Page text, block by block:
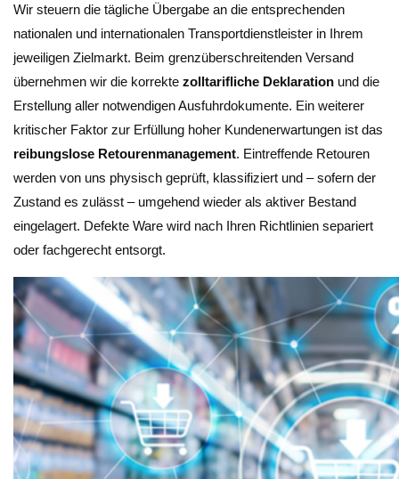
Wir steuern die tägliche Übergabe an die entsprechenden
nationalen und internationalen Transportdienstleister in Ihrem
jeweiligen Zielmarkt. Beim grenzüberschreitenden Versand
übernehmen wir die korrekte zolltarifliche Deklaration und die
Erstellung aller notwendigen Ausfuhrdokumente. Ein weiterer
kritischer Faktor zur Erfüllung hoher Kundenerwartungen ist das
reibungslose Retourenmanagement. Eintreffende Retouren
werden von uns physisch geprüft, klassifiziert und – sofern der
Zustand es zulässt – umgehend wieder als aktiver Bestand
eingelagert. Defekte Ware wird nach Ihren Richtlinien separiert
oder fachgerecht entsorgt.